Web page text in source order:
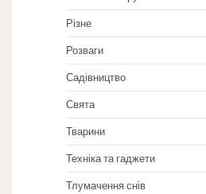
Різне
Розваги
Садівництво
Свята
Тварини
Техніка та гаджети
Тлумачення снів